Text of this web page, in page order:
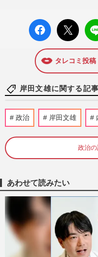
facebo
ok い
X ポス
ト
タレコミ投稿
岸田文雄に関する記
岸田文雄
イズ出演
週刊女性
参加に賛
のノーコ
高市早
女1000
ランキン
政治 岸田文雄
政治
あわせて読みたい